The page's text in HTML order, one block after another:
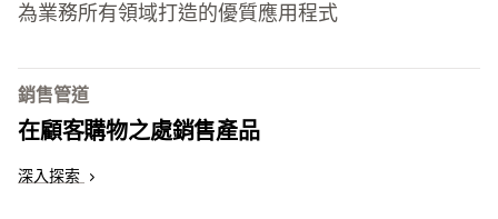
為業務所有領域打造的優質應用程式
銷售管道
在顧客購物之處銷售產品
深入探索